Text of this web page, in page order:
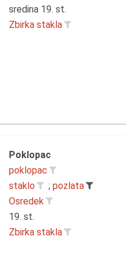
sredina 19. st.
Zbirka stakla
Poklopac
poklopac
staklo ; pozlata
Osredek
19. st.
Zbirka stakla